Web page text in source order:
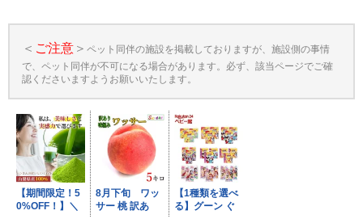
＜ ご注意＞ ペット同伴の施設を掲載しておりますが、施設側の事情
で、ペット同伴が不可になる場合があります。必ず、該当ページでご確
認くださいますようお願いいたします。